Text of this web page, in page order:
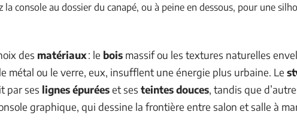
la console au dossier du canapé, ou à peine en dessous, pour une
des matériaux: le bois massif ou les textures naturelles
métal ou le verre, eux, insufflent une énergie plus urbaine. Le
par ses lignes épuréeset ses teintes douces, tandis que
graphique, qui dessine la frontière entre salon et salle à